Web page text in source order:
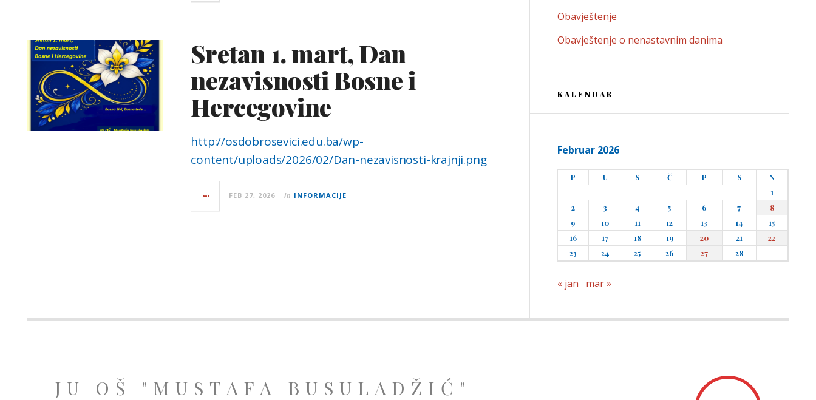
Sretan 1. mart, Dan
nezavisnosti Bosne i
Hercegovine
http://osdobrosevici.edu.ba/wp-
content/uploads/2026/02/Dan-nezavisnosti-krajnji.png
FEB 27, 2026 in INFORMACIJE
Obavještenje
Obavještenje o nenastavnim danima
KALENDAR
Februar 2026
P U S Č P S
N
1
2
3 4 5 6 7
8
9
10 11 12 13 14
15
16
17 18 19 20 21
22
23
24 25 26 27 28
« jan mar »
JU OŠ "MUSTAFA BUSULADŽIĆ"